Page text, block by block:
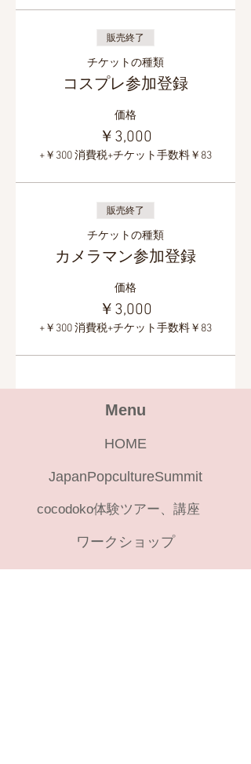
販売終了
チケットの種類
コスプレ参加登録
価格
￥3,000
+￥300 消費税+チケット手数料￥83
販売終了
チケットの種類
カメラマン参加登録
価格
￥3,000
+￥300 消費税+チケット手数料￥83
Menu
HOME
JapanPopcultureSummit
cocodoko体験ツアー、講座
ワークショップ